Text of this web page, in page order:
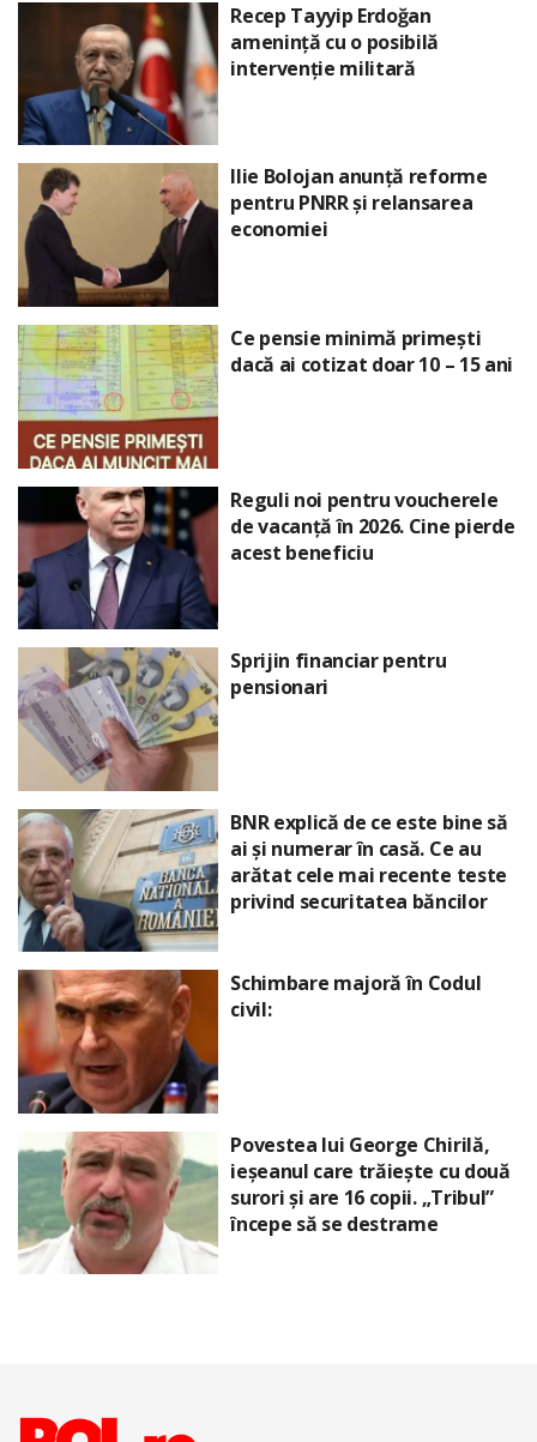
Recep Tayyip Erdoğan
amenință cu o posibilă
intervenție militară
Ilie Bolojan anunță reforme
pentru PNRR și relansarea
economiei
Ce pensie minimă primești
dacă ai cotizat doar 10 – 15 ani
Reguli noi pentru voucherele
de vacanță în 2026. Cine pierde
acest beneficiu
Sprijin financiar pentru
pensionari
BNR explică de ce este bine să
ai și numerar în casă. Ce au
arătat cele mai recente teste
privind securitatea băncilor
Schimbare majoră în Codul
civil:
Povestea lui George Chirilă,
ieșeanul care trăiește cu două
surori și are 16 copii. „Tribul”
începe să se destrame